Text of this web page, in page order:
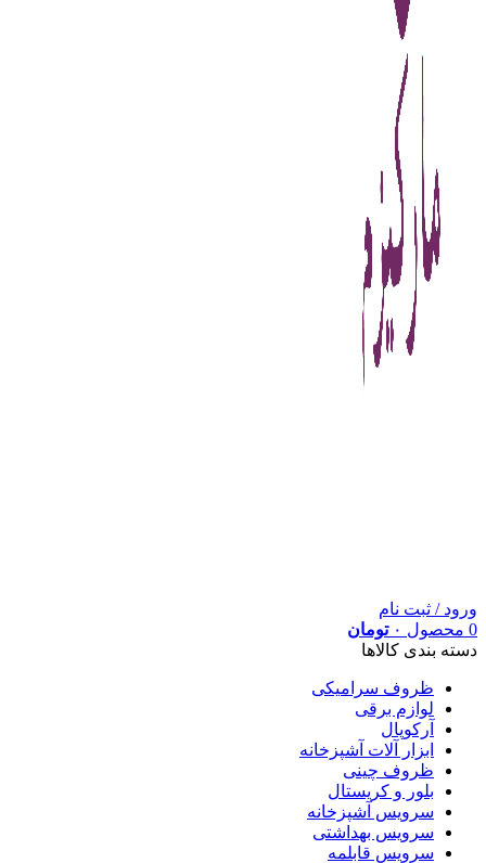
ورود / ثبت نام
0 محصول ۰ تومان
دسته بندی کالاها
ظروف سرامیکی
لوازم برقی
آرکوپال
ابزار آلات آشپزخانه
ظروف چینی
بلور و کریستال
سرویس آشپزخانه
سرویس بهداشتی
سرویس قابلمه